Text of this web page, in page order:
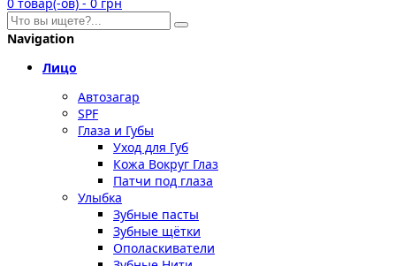
Navigation
Лицо
Автозагар
SPF
Глаза и Губы
Уход для Губ
Кожа Вокруг Глаз
Патчи под глаза
Улыбка
Зубные пасты
Зубные щётки
Ополаскиватели